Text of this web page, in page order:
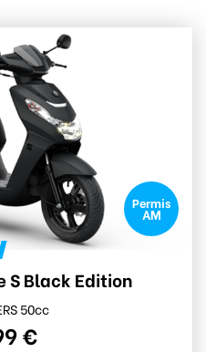
Permis
AM
S Black Edition
50cc
€